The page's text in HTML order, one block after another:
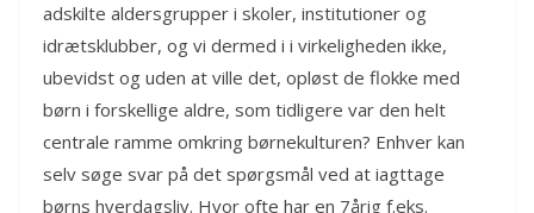
adskilte aldersgrupper i skoler, institutioner og
idrætsklubber, og vi dermed i i virkeligheden ikke,
ubevidst og uden at ville det, opløst de flokke med
børn i forskellige aldre, som tidligere var den helt
centrale ramme omkring børnekulturen? Enhver kan
selv søge svar på det spørgsmål ved at iagttage
børns hverdagsliv. Hvor ofte har en 7årig f.eks.